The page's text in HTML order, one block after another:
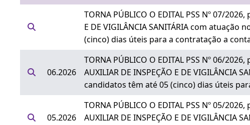
TORNA PÚBLICO O EDITAL PSS Nº 07/
E DE VIGILÂNCIA SANITÁRIA com
(cinco) dias úteis para a contratação a
06.2026
TORNA PÚBLICO O EDITAL PSS Nº 06/
AUXILIAR DE INSPEÇÃO E DE
candidatos têm até 05 (cinco) dias úteis
05.2026
TORNA PÚBLICO O EDITAL PSS Nº 05/
AUXILIAR DE INSPEÇÃO E DE